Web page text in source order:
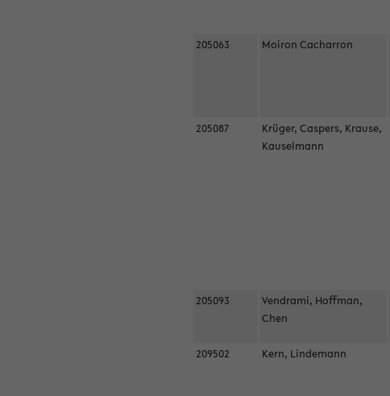
205063 Moiron Cacharron
205087
Krüger, Caspers, Krause,
Kauselmann
205093
Vendrami, Hoffman,
Chen
209502 Kern, Lindemann